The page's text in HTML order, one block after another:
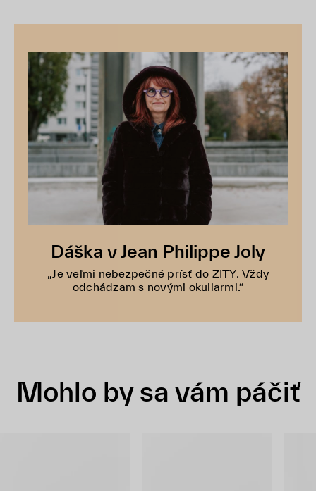
Dáška v Jean Philippe Joly
„Je veľmi nebezpečné prísť do ZITY. Vždy
odchádzam s novými okuliarmi.“
Mohlo by sa vám páčiť